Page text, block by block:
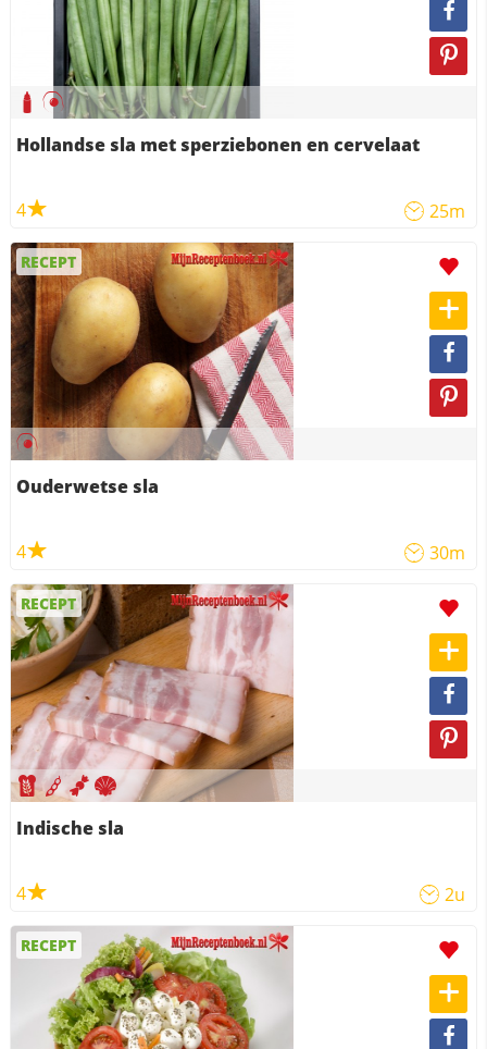
Hollandse sla met sperziebonen en cervelaat
4 25m
RECEPT
Ouderwetse sla
4 30m
RECEPT
Indische sla
4 2u
RECEPT